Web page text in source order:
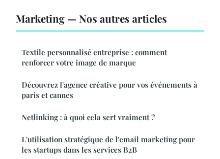
Marketing — Nos autres articles
Textile personnalisé entreprise : comment
renforcer votre image de marque
Découvrez l'agence créative pour vos événements à
paris et cannes
Netlinking : à quoi cela sert vraiment ?
L'utilisation stratégique de l'email marketing pour
les startups dans les services B2B